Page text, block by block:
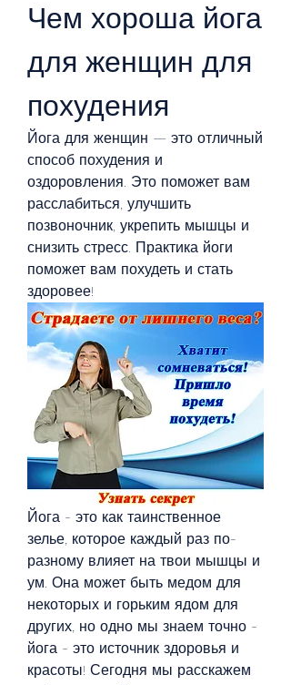
Чем хороша йога
для женщин для
похудения
Йога для женщин — это отличный
способ похудения и
оздоровления. Это поможет вам
расслабиться, улучшить
позвоночник, укрепить мышцы и
снизить стресс. Практика йоги
поможет вам похудеть и стать
здоровее!
Йога - это как таинственное
зелье, которое каждый раз по-
разному влияет на твои мышцы и
ум. Она может быть медом для
некоторых и горьким ядом для
других, но одно мы знаем точно -
йога - это источник здоровья и
красоты! Сегодня мы расскажем